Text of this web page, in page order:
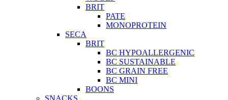
BRIT
PATE
MONOPROTEIN
SECA
BRIT
BC HYPOALLERGENIC
BC SUSTAINABLE
BC GRAIN FREE
BC MINI
BOONS
SNACKS